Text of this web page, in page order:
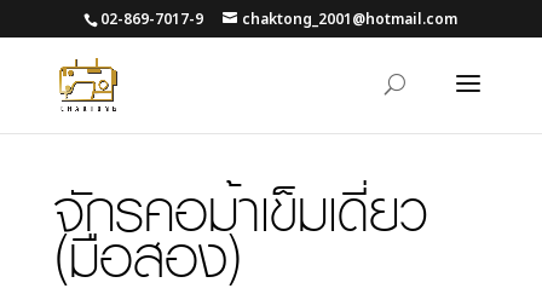
02-869-7017-9 chaktong_2001@hotmail.com
จักรคอม้าเข็มเดี่ยว
(มือสอง)